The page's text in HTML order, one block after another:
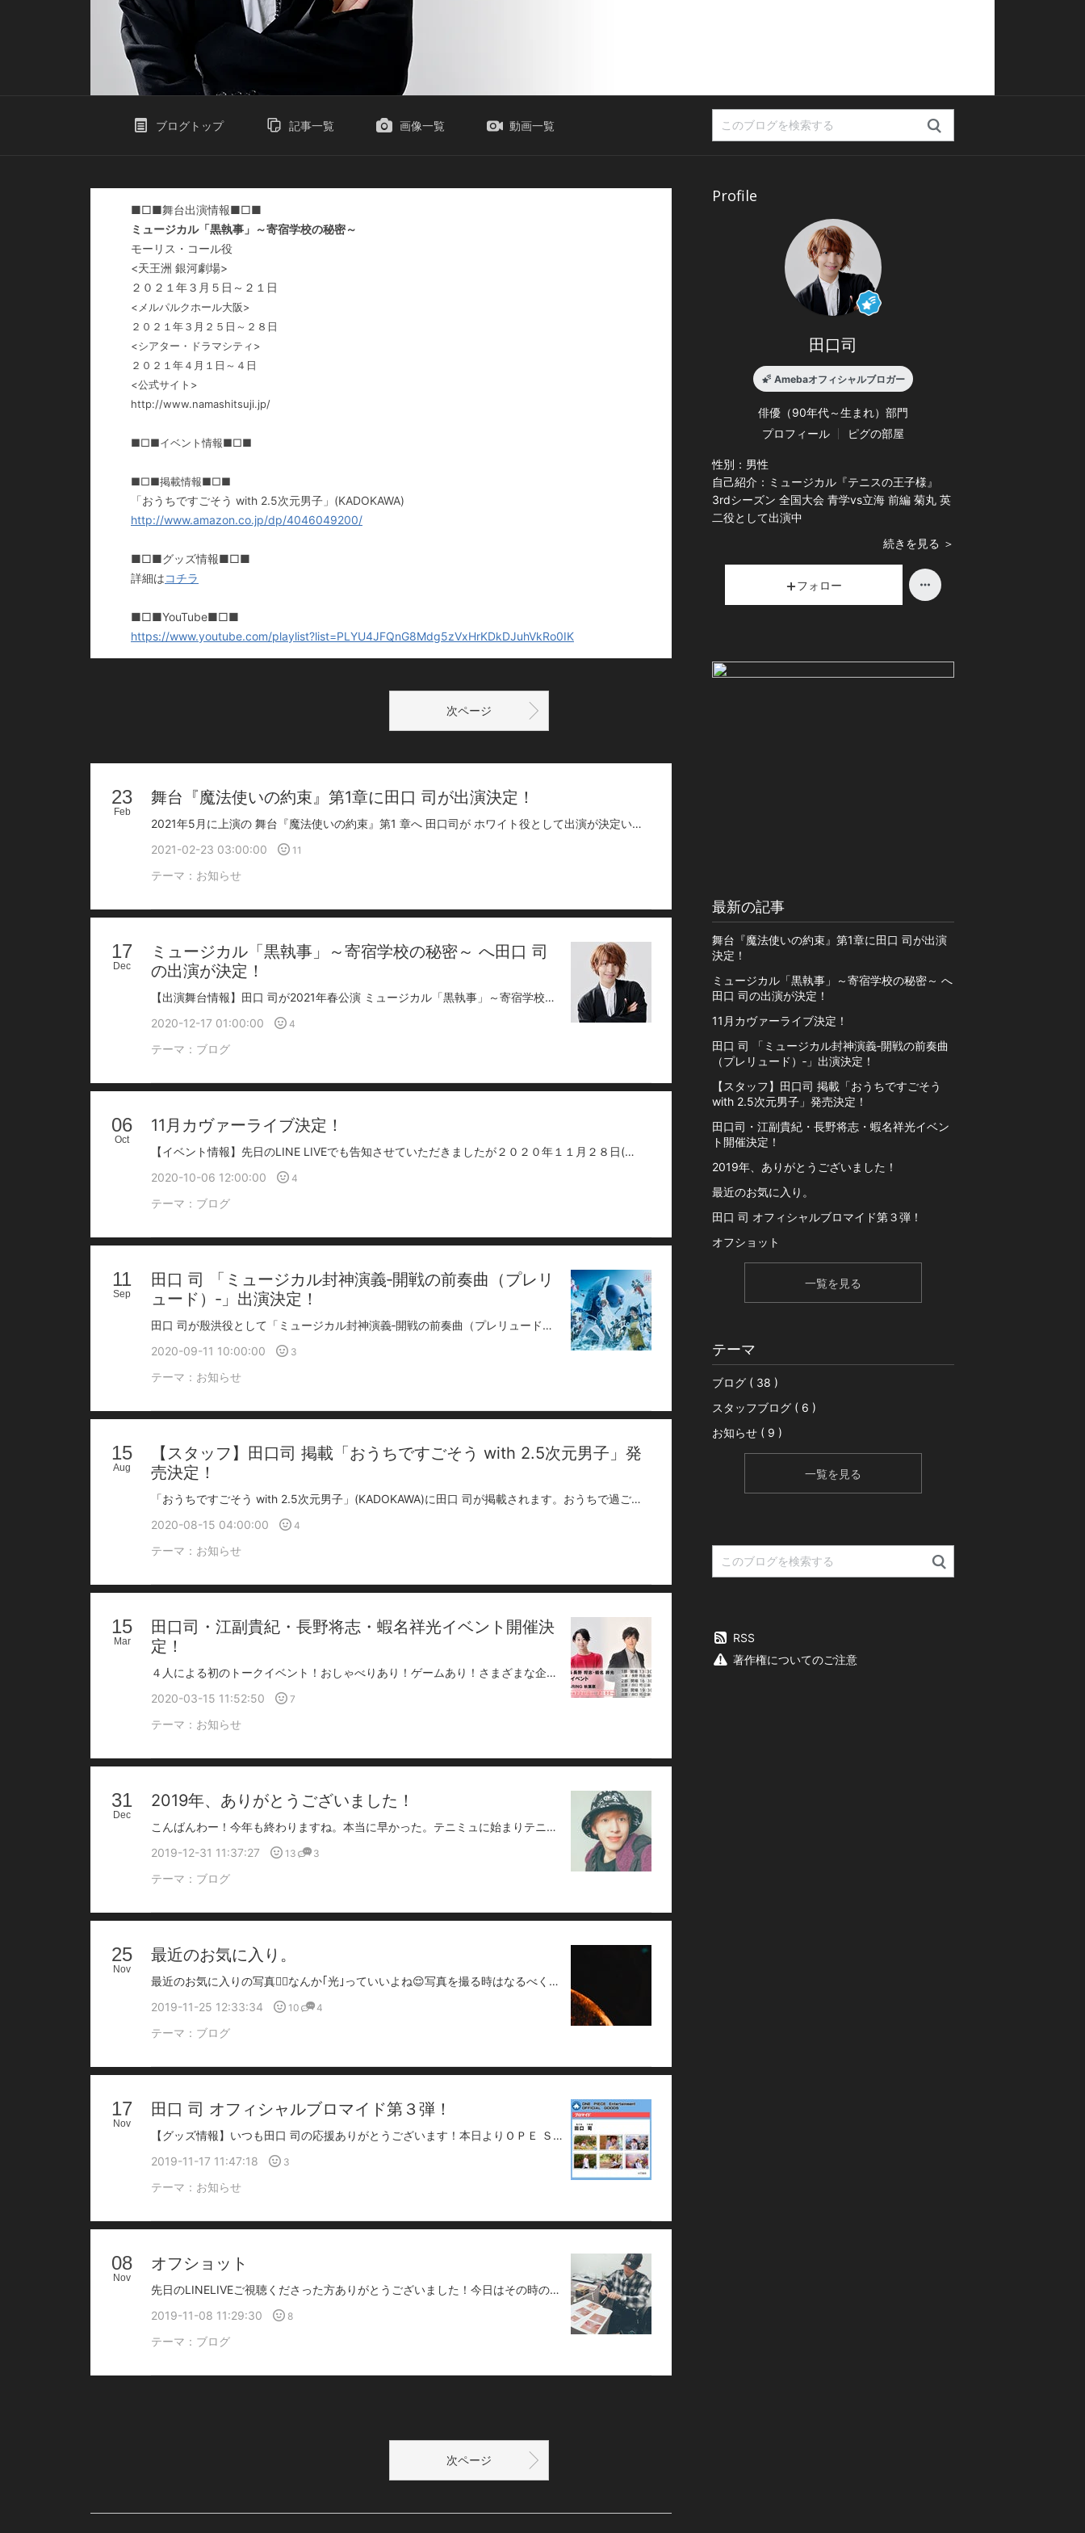
ブログトップ 記事一覧 画像一覧 動画一覧
■□■舞台出演情報■□■
ミュージカル「黒執事」～寄宿学校の秘密～
モーリス・コール役
<天王洲 銀河劇場>
２０２１年３月５日～２１日
<メルパルクホール大阪>
２０２１年３月２５日～２８日
<シアター・ドラマシティ>
２０２１年４月１日～４日
<公式サイト>
http://www.namashitsuji.jp/
■□■イベント情報■□■
■□■掲載情報■□■
「おうちですごそう with 2.5次元男子」(KADOKAWA)
http://www.amazon.co.jp/dp/4046049200/
■□■グッズ情報■□■
詳細はコチラ
■□■YouTube■□■
https://www.youtube.com/playlist?list=PLYU4JFQnG8Mdg5zVxHrKDkDJuhVkRo0IK
次ページ
23
Feb
舞台『魔法使いの約束』第1章に田口 司が出演決定！
2021年5月に上演の 舞台『魔法使いの約束』第1 章へ 田口司が ホワイト役として出演が決定いたしました！【公演内容】※敬称略＜期間・劇場＞2021年5月14日（金）～30日（日） 天王洲 銀河劇場＜原作＞『魔法使いの約束』／coly＜脚本・作詞＞浅井さやか（One on One）＜演出＞ほさかよう＜音楽＞坂部 剛＜振付＞本山新之助＜出演＞【中央の国】 オズ：丘山晴己 / アーサー：北川尚弥 / カイン：岩城直弥【北の国】 スノウ：奥田夢叶 / ホワイト：田口 司 / ブラッドリー：中村太郎【東の国】 ファウスト：矢田悠祐 / ヒースクリフ：加藤大悟【西の国】 シャイロック：山田ジェームス武 / ムル：橋本汰斗真⽊ 晶（賢者）：新 正俊 / クックロビン：星乃勇太 / ドラモンド：平川和宏ヴィンセント：今 拓哉上野聖太 / 川口大地 / 山口敬太 / 杉山諒二＜協力＞一般社団法人 日本2.5 次元ミュージカル協会＜主催＞舞台まほやく製作委員会＜公演に関するお問い合わせ＞ネルケプランニングTEL：03-3715-5624（平日11:00～18:00）【公式サイト】https://mahoyaku-stage.com/【公式Twitter】https://twitter.com/mahoyaku_stage
2021-02-23 03:00:00
11
テーマ： お知らせ
17
Dec
ミュージカル「黒執事」～寄宿学校の秘密～ へ田口 司
の出演が決定！
【出演舞台情報】田口 司が2021年春公演 ミュージカル「黒執事」～寄宿学校の秘密～ へ モーリス・コール役としての出演が決定しました！【公演内容】※敬称略<公演日程>2021年春 東京・大阪<原作>枢やな掲載 月刊「 G ファンタジー」スクウェア・エニックス刊<脚本>Two hats Ltd.<演出>松崎史也<出演>セバスチャン・ミカエリス / 立石俊樹シエル・ファントムハイヴ / 小西詠斗エドガー・レドモンド / 佐奈宏紀ハーマン・グリーンヒル / 田鶴翔吾ロレンス・ブルーアー / 里中将道グレゴリー・バイオレット / 後藤 大クレイトン / 古谷大和エドワード・ミッドフォード / 中島拓人モーリス・コール / 田口 司チェスロック / 福澤 侑ジョアン・ハーコート / 内野楓斗マクミラン / 早川維織デリック・アーデン / 山口晃生ヨハン・アガレス / 高橋駿一西岡寛修 杉山諒二 花見卓也 高橋陸人ソーマ・アスマン・カダール / 岡田亮輔葬儀屋 / 上田堪大<公式サイト>http://www.namashitsuji.jp/<公式>Twitter @namashitsujijp
2020-12-17 01:00:00
4
テーマ： ブログ
06
Oct
11月カヴァーライブ決定！
【イベント情報】先日のLINE LIVEでも告知させていただきましたが２０２０年１１月２８日(土)にカヴァーライブを開催する事が決定しました！YouTubeでも公開している「歌ってみた」のカヴァー曲を中心に披露していきます！■日程２０２０年１１月２８日(土)■会場シダックスカルチャーホール(東京都渋谷区神南1-12-10シダックス カルチャービレッジ８F)公演数や時間などは後日公開します！おたのしみに！
2020-10-06 12:00:00
4
テーマ： ブログ
11
Sep
田口 司 「ミュージカル封神演義‐開戦の前奏曲（プレリ
ュード）‐」出演決定！
田口 司が殷洪役として「ミュージカル封神演義‐開戦の前奏曲（プレリュード）‐」への出演が決定しました！公演概要< 作品名 >「ミュージカル封神演義‐開戦の前奏曲（プレリュード）‐」【脚本】葛木英【演出】吉谷光太郎【出演】太公望：橋本祥平、楊戩：安里勇哉、哪吒：輝山立、黄天化：太田将熙、武吉：宮本弘佑 黄飛虎：宮川智之、太乙真人：荒木健太朗、四不象(操演)：吉原秀幸 妲己：石田安奈、殷郊：長江崚行、殷洪：田口司、姫発：松井健太 申公豹：大平峻也／趙公明：平野良／聞仲：畠中洋主催：「ミュージカル封神演義‐開戦の前奏曲‐」製作委員会＜東京＞2020年10月23(金)～11月2日(月)（全15回）品川プリンスホテルステラボール＜大阪＞2020 年 11 月 6 日(金)～8 日(日)（全4回）COOL JAPAN PARK OSAKA WW ホール【料金】13,500円（税込・全席指定） 全チケット特典付（「オールキャスト集合！封神会議」限定配信シリアルコード配付&メモリアルポストカード）※未就学児入場不可。※営利目的の転売禁止※特典は、劇場来場時に配布致します。それ以外の配布方法はございません。予めご了承下さい。※感染対策の一環として、前後左右1席空けた座席配置を予定しております。※感染対策の一環として、プレイガイド等からお客様のお名前及びご連絡先を提供いただく場合がございます。※公演中止以外の払い戻しはいたしません。※会場での感染予防対策の詳細は、随時公演公式サイトにてご案内いたしますので、ご確認ください。【チケット発売】オフィシャル最速先行：2020年9月11日(金)19:00～9月16日(水) 23:59（URL：https://eplus.jp/he2‐official/）【公式ホームページ 】https://musical‐houshin‐engi.com【公式 Twitter】https://twitter.com/musical_houshin
2020-09-11 10:00:00
3
テーマ： お知らせ
15
Aug
【スタッフ】田口司 掲載「おうちですごそう with 2.5次元男子」発
売決定！
「おうちですごそう with 2.5次元男子」(KADOKAWA)に田口 司が掲載されます。おうちで過ごしている風景や愛用している物など紹介させていただきました！ここでしか見れないエピソードなども掲載されています！★発売から２週間は初期特典付き★【ご購入はこちらから】http://www.amazon.co.jp/dp/4046049200/
2020-08-15 04:00:00
4
テーマ： お知らせ
15
Mar
田口司・江副貴紀・長野将志・蝦名祥光イベント開催決
定！
４人による初のトークイベント！おしゃべりあり！ゲームあり！さまざまな企画を用意しています！豪華３部構成でお届けします！オリジナルグッズもご用意しています！デザインなどの詳細は後日公開します！– 日程 –2020年4月12日(日)– 時間 –<１部>開場 １３：３０ 開演 １４：００～出演 / 長野将志・蝦名祥光＜２部＞開場 １６：３０ 開演 １７：００～出演 / 田口司・江副貴紀＜３部＞開場 １９：３０ 開演 ２０：００～出演 / 田口司・江副貴紀・長野将志・蝦名祥光– 会場 –TIME SHARING秋葉原 (秋葉原)(東京都千代田区外神田１丁目１５−１８ 奥山ビル 8階)– チケット –指定席 ￥４,０００(税込)※１回のご購入で５枚まで■□■ 特典 ■□■限定ブロマイド※各部出演者のブロマイドをランダム配布とさせていただきます。Peatixにて３月２２日より販売開始<１部チケットお申込み>https://ope-event1.peatix.com/<２部チケットお申込み>https://ope-event2.peatix.com/<３部チケットお申込み>https://ope-event3.peatix.com/– 出演 –田口司 / 江副貴紀 / 長野将志 / 蝦名祥光– 新型コロナウイルス感染予防対策について –・新型コロナウイルス感染拡大の状況によっては、イベントの開催を中止・延期・内容の変更などをさせていただく場合がございます。ご来場前に公式ホームページのお知らせをご確認ください。・感染予防のため、スタッフはマスクの着用をさせていただきます。・発熱（37.5℃以上）、咳等の風邪の諸症状があるお客様の来場をご遠慮ください。・お客様ご自身もご来場の際は、マスク着用・消毒など感染予防にご協力ください。・咳やくしゃみなどの際の咳エチケットにもご協力いただけますと幸いです。[ お問合せ ]ワンピースエンターテイメントevent@opj-hd.com
2020-03-15 11:52:50
7
テーマ： お知らせ
31
Dec
2019年、ありがとうございました！
こんばんわー！今年も終わりますね。本当に早かった。テニミュに始まりテニミュで終わるとても幸せな1年でした。振り返ってみると自分的にはとても成長出来た年だったんじゃないかなって思います。人間性や俳優としての能力などこの現場を通して学ばせて頂く事が沢山ありました。この恩は公演で返せていけたらなと思います！いつも沢山のリプやお手紙、プレゼントありがとうございます。とても励みになっています😌こんな僕ですが2020年もどうぞよろしくお願いしますm(_ _)mそれでは皆様、良いお年を🙋‍♂️
2019-12-31 11:37:27
13 3
テーマ： ブログ
25
Nov
最近のお気に入り。
最近のお気に入りの写真🙋‍♂️なんか｢光｣っていいよね😌写真を撮る時はなるべくどこか1部分に光を取り入れて撮るようにしてます( ˙꒳˙ )それだけでだいぶ雰囲気変わるので皆さんも試してみてね😙それではまたっ。https://twitter.com/tsukasataguchi
2019-11-25 12:33:34
10 4
テーマ： ブログ
17
Nov
田口 司 オフィシャルブロマイド第３弾！
【グッズ情報】いつも田口 司の応援ありがとうございます！本日よりＯＰＥ ＳＨＯＰにて、オフィシャルブロマイド第３弾が発売されました！今回は、初の外ロケによる撮影でした新たな一面が見られるかも■ 田口 司オフィシャルブロマイド第３弾[種類]全１２種類 ３枚１セット[価格]５００円(税抜)ランダムでサイン入りも封入！[詳細]商品ページはこちらから
2019-11-17 11:47:18
3
テーマ： お知らせ
08
Nov
オフショット
先日のLINELIVEご視聴くださった方ありがとうございました！今日はその時のオフショットを少し載せようと思いますー🙋‍♂️割り箸鉄砲を作ってるたかのり昔、割り箸鉄砲大量に作ってたなぁ。スナイパーライフルみたいなやつ作ったりした気がする( ˙꒳˙ )今思い返せばその頃から銃とかが大好きだったなぁと思いました🤤それにしてもご褒美としてもらったグラブジャムンの威力が凄すぎた、、。w食べたその日の寝る前に甘すぎてか胃もたれになりました😃w興味持って食べてみようと思ってる方々次の日に響くかもしれないので食べる際はご注意をᕙ( ˙-˙ )ᕗそれではまたーっ🙋‍♂️https://twitter.com/tsukasataguchi
2019-11-08 11:29:30
8
テーマ： ブログ
次ページ
Profile
田口司
Amebaオフィシャルブロガー
俳優（90年代～生まれ） 部門
プロフィール
ピグの部屋
性別： 男性
自己紹介： ミュージカル『テニスの王子様』
3rdシーズン 全国大会 青学vs立海 前編 菊丸 英
二役として出演中
続きを見る ＞
フォロー
最新の記事
舞台『魔法使いの約束』第1章に田口 司が出演
決定！
ミュージカル「黒執事」～寄宿学校の秘密～ へ
田口 司の出演が決定！
11月カヴァーライブ決定！
田口 司 「ミュージカル封神演義‐開戦の前奏曲
（プレリュード）‐」出演決定！
【スタッフ】田口司 掲載「おうちですごそう
with 2.5次元男子」発売決定！
田口司・江副貴紀・長野将志・蝦名祥光イベン
ト開催決定！
2019年、ありがとうございました！
最近のお気に入り。
田口 司 オフィシャルブロマイド第３弾！
オフショット
一覧を見る
テーマ
ブログ ( 38 )
スタッフブログ ( 6 )
お知らせ ( 9 )
一覧を見る
RSS
著作権についてのご注意